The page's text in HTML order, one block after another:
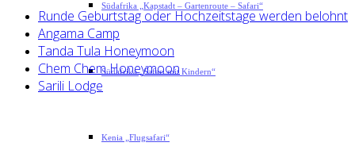
Südafrika „Kapstadt – Gartenroute – Safari“
Südafrika „Safari mit Kindern“
Kenia „Flugsafari“
Runde Geburtstag oder Hochzeitstage werden belohnt
Angama Camp
Tanda Tula Honeymoon
Chem Chem Honeymoon
Sarili Lodge